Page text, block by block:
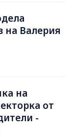
на Валерия
на
от
-